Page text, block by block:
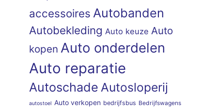
accessoires Autobanden
Autobekleding Auto keuze Auto
kopen Auto onderdelen
Auto reparatie
Autoschade Autosloperij
autostoel Auto verkopen bedrijfsbus Bedrijfswagens